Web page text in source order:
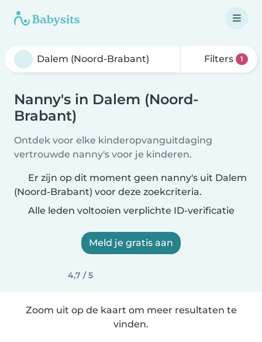
Filters 1
Nanny's in Dalem (Noord-
Brabant)
Ontdek voor elke kinderopvanguitdaging
vertrouwde nanny's voor je kinderen.
Er zijn op dit moment geen nanny's uit Dalem
(Noord-Brabant) voor deze zoekcriteria.
Alle leden voltooien verplichte ID-verificatie
Meld je gratis aan
4,7 / 5
Zoom uit op de kaart om meer resultaten te
vinden.